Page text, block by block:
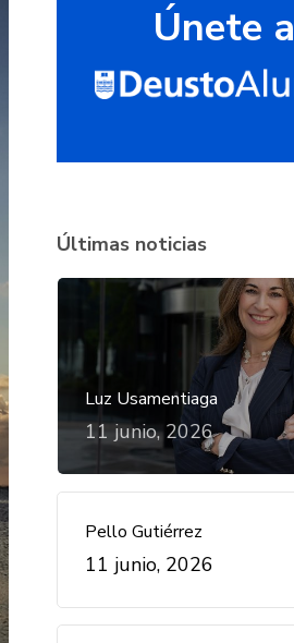
Únete a
Últimas noticias
Luz Usamentiaga
11 junio, 2026
Pello Gutiérrez
11 junio, 2026